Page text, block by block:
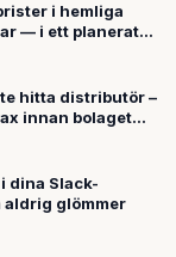
i hemliga
— i ett planerat
hitta distributör –
innan bolaget
dina Slack-
aldrig glömmer